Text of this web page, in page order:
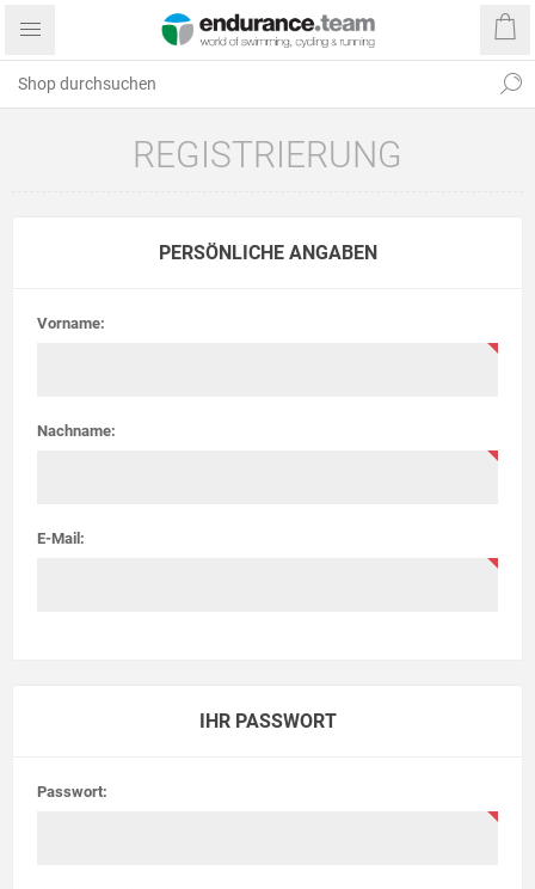
REGISTRIERUNG
PERSÖNLICHE ANGABEN
Vorname:
Nachname:
E-Mail:
IHR PASSWORT
Passwort: